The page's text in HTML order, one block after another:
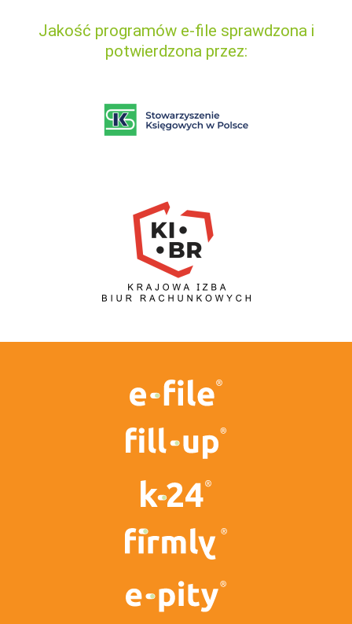
Jakość programów e-file sprawdzona i
potwierdzona przez: